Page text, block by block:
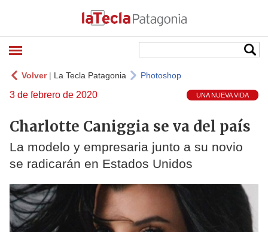
Volver| La Tecla Patagonia Photoshop
3 de febrero de 2020 UNA NUEVA VIDA
Charlotte Caniggia se va del país
La modelo y empresaria junto a su novio
se radicarán en Estados Unidos